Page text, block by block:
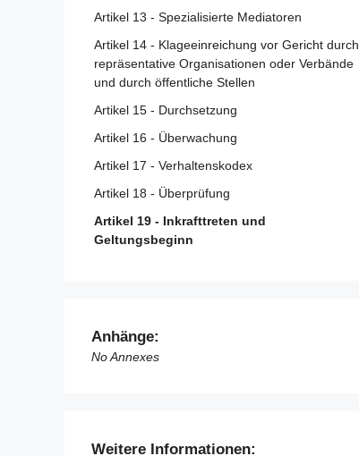
Artikel 13 - Spezialisierte Mediatoren
Artikel 14 - Klageeinreichung vor Gericht durch
repräsentative Organisationen oder Verbände
und durch öffentliche Stellen
Artikel 15 - Durchsetzung
Artikel 16 - Überwachung
Artikel 17 - Verhaltenskodex
Artikel 18 - Überprüfung
Artikel 19 - Inkrafttreten und
Geltungsbeginn
Anhänge:
No Annexes
Weitere Informationen: